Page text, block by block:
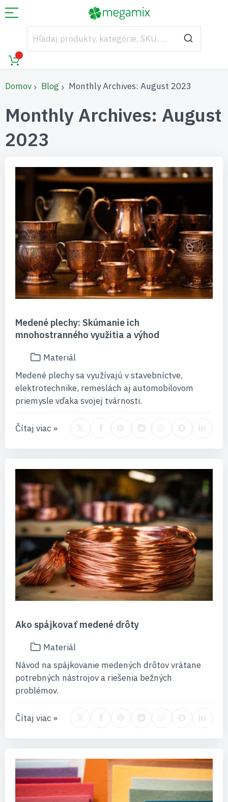
Domov Blog Monthly Archives: August 2023
Monthly Archives: August
2023
Medené plechy: Skúmanie ich
mnohostranného využitia a výhod
Materiál
Medené plechy sa využívajú v stavebníctve,
elektrotechnike, remeslách aj automobilovom
priemysle vďaka svojej tvárnosti.
Čítaj viac »
Ako spájkovať medené drôty
Materiál
Návod na spájkovanie medených drôtov vrátane
potrebných nástrojov a riešenia bežných
problémov.
Čítaj viac »